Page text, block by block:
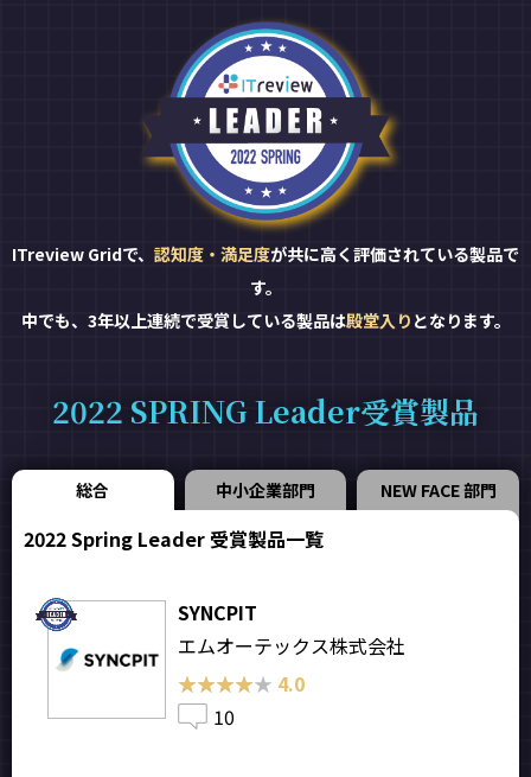
ITreview Gridで、 認知度・満足度が共に高く評価されている製品で
す。
中でも、3年以上連続で受賞している製品は殿堂入り となります。
2022 SPRING Leader受賞製品
総合 中小企業部門 NEW FACE 部門
2022 Spring Leader 受賞製品一覧
SYNCPIT
エムオーテックス株式会社
★★★★★
★★★★★ 4.0
10